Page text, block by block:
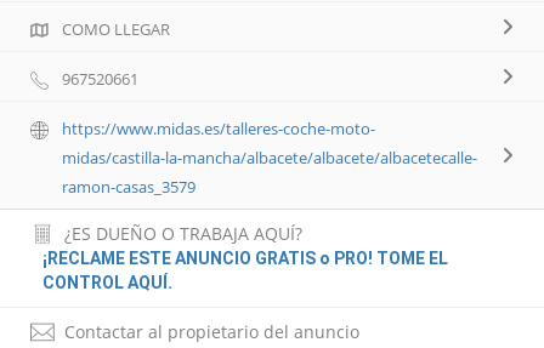
COMO LLEGAR
967520661
https://www.midas.es/talleres-coche-moto-
midas/castilla-la-mancha/albacete/albacete/albacetecalle-
ramon-casas_3579
¿ES DUEÑO O TRABAJA AQUÍ?
¡RECLAME ESTE ANUNCIO GRATIS o PRO! TOME EL
CONTROL AQUÍ.
Contactar al propietario del anuncio